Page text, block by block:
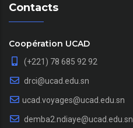
Contacts
Coopération UCAD
(+221) 78 685 92 92
drci@ucad.edu.sn
ucad.voyages@ucad.edu.sn
demba2.ndiaye@ucad.edu.sn